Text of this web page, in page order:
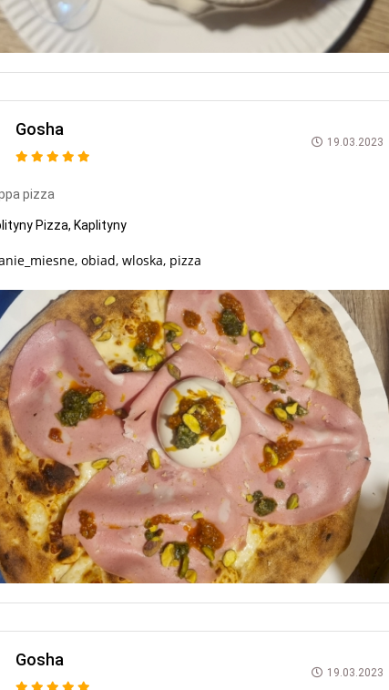
Gosha
19.03.2023
pizza
Pizza, Kaplityny
obiad, wloska, pizza
Gosha
19.03.2023